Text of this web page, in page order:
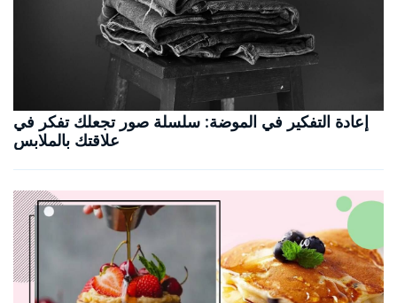
إعادة التفكير في الموضة: سلسلة صور تجعلك تفكر في
علاقتك بالملابس